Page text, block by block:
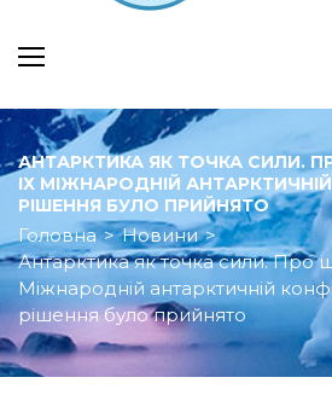
АНТАРКТИКА ЯК ТОЧКА СИЛИ.
ІХ МІЖНАРОДНІЙ АНТАРКТИЧНІЙ
РІШЕННЯ БУЛО ПРИЙНЯТО
Головна > Новини >
Антарктика як точка сили. Про
Міжнародній антарктичній
рішення було прийнято